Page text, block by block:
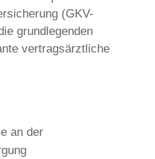
(GKV-
grundlegenden
vertragsärztliche
an der